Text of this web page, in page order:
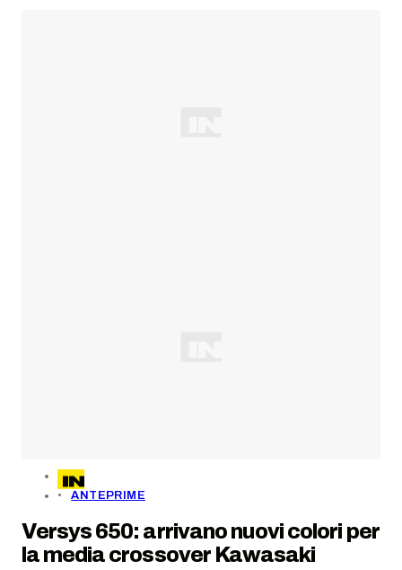
ANTEPRIME
Versys 650: arrivano nuovi colori per
la media crossover Kawasaki